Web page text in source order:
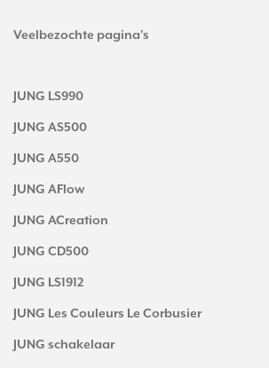
Veelbezochte pagina's
JUNG LS990
JUNG AS500
JUNG A550
JUNG AFlow
JUNG ACreation
JUNG CD500
JUNG LS1912
JUNG Les Couleurs Le Corbusier
JUNG schakelaar